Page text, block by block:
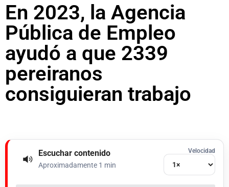
En 2023, la Agencia
Pública de Empleo
ayudó a que 2339
pereiranos
consiguieran trabajo
Escuchar contenido
Aproximadamente 1 min
Velocidad